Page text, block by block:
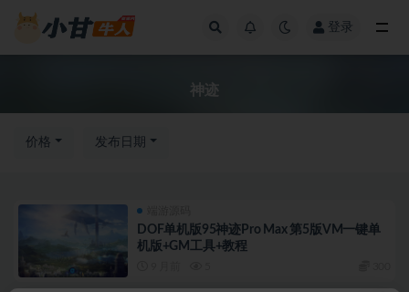
登录
神迹
价格 发布日期
DOF单机版95神迹Pro Max 第5版VM一键单
机版+GM工具+教程